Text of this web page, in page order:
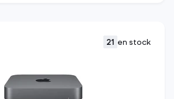
21 en stock